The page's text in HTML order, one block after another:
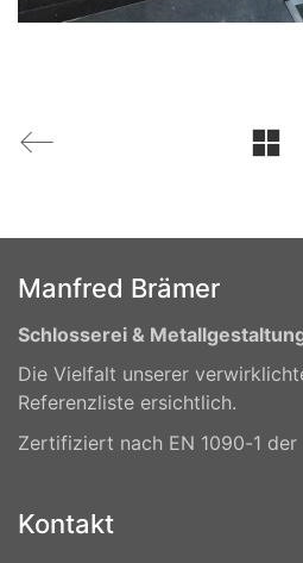
Manfred Brämer
Schlosserei &
Die Vielfalt unserer
Referenzliste ersichtlich.
Zertifiziert nach EN 1090-1 der
Kontakt